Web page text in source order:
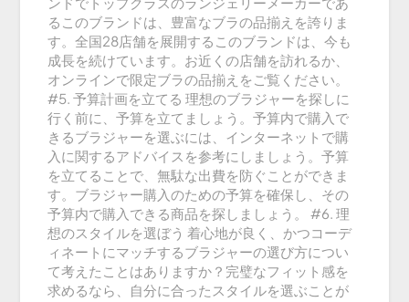
るこのブランドは、豊富なブラの品揃えを誇りま
す。全国28店舗を展開するこのブランドは、今も
成長を続けています。お近くの店舗を訪れるか、
オンラインで限定ブラの品揃えをご覧ください。
#5. 予算計画を立てる 理想のブラジャーを探しに
行く前に、予算を立てましょう。予算内で購入で
きるブラジャーを選ぶには、インターネットで購
入に関するアドバイスを参考にしましょう。予算
を立てることで、無駄な出費を防ぐことができま
す。ブラジャー購入のための予算を確保し、その
予算内で購入できる商品を探しましょう。 #6. 理
想のスタイルを選ぼう 着心地が良く、かつコーデ
ィネートにマッチするブラジャーの選び方につい
て考えたことはありますか？完璧なフィット感を
求めるなら、自分に合ったスタイルを選ぶことが